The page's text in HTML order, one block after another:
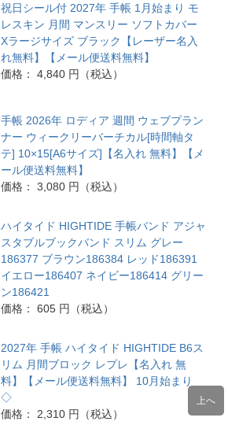
祝日シール付 2027年 手帳 1月始まり モ
レスキン 月間 マンスリー ソフトカバー
Xラージサイズ ブラック【レーザー名入
れ無料】【メール便送料無料】
価格： 4,840 円（税込）
手帳 2026年 ロディア 週間 ウェブプラン
ナー ウィークリーバーチカル[時間軸タ
テ] 10×15[A6サイズ]【名入れ 無料】【メ
ール便送料無料】
価格： 3,080 円（税込）
ハイタイド HIGHTIDE 手帳バンド アジャ
スタブルブックバンド スリム グレー
186377 ブラウン186384 レッド186391
イエロー186407 ネイビー186414 グリー
ン186421
価格： 605 円（税込）
2027年 手帳 ハイタイド HIGHTIDE B6ス
リム 月間ブロック レプレ【名入れ 無
料】【メール便送料無料】 10月始まり
◇
価格： 2,310 円（税込）